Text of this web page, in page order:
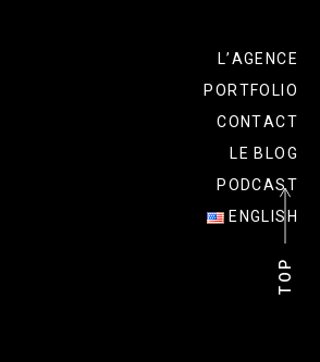
L’AGENCE
PORTFOLIO
CONTACT
LE BLOG
PODCAST
ENGLISH
T
O
P